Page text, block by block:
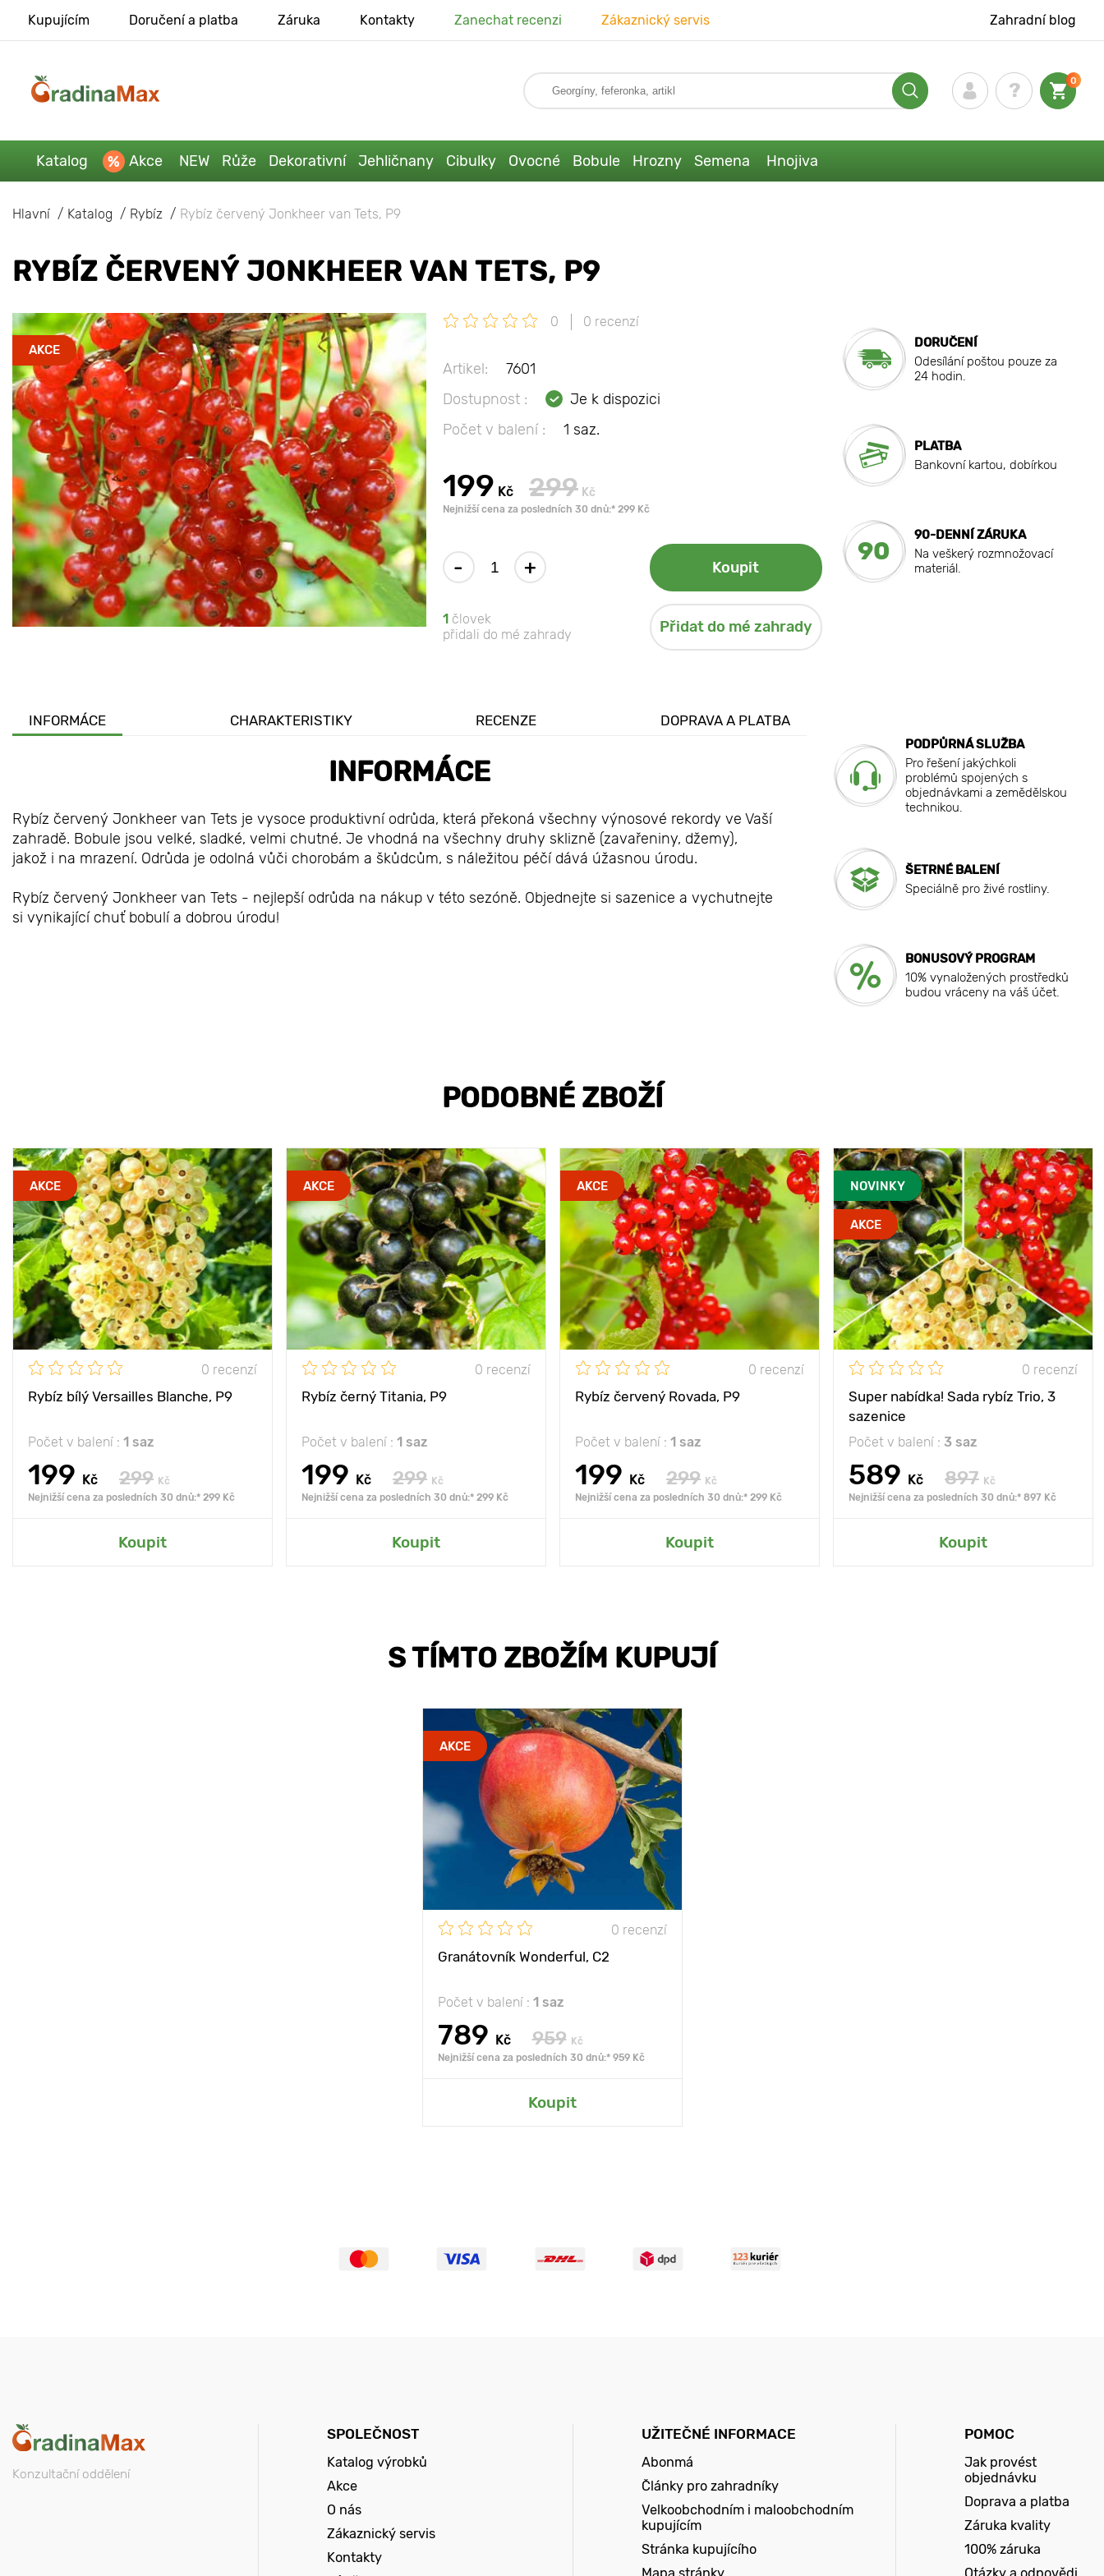
Kupujícím Doručení a platba Záruka Kontakty Zanechat recenzi Zákaznický servis Zahradní blog
0
Katalog Akce NEW Růže Dekorativní Jehličnany Cibulky Ovocné Bobule Hrozny Semena Hnojiva
Hlavní Katalog Rybíz Rybíz červený Jonkheer van Tets, Р9
RYBÍZ ČERVENÝ JONKHEER VAN TETS, Р9
AKCE
0 0 recenzí
Artikel:
7601
Dostupnost :
Je k dispozici
Počet v balení :
1 saz.
199 Kč 299 Kč
Nejnižší cena za posledních 30 dnů:* 299 Kč
- + Koupit
1 človek
přidali do mé zahrady
Přidat do mé zahrady
DORUČENÍ
Odesílání poštou pouze za
24 hodin.
PLATBA
Bankovní kartou, dobírkou
90
90-DENNÍ ZÁRUKA
Na veškerý rozmnožovací
materiál.
INFORMÁCE CHARAKTERISTIKY RECENZE DOPRAVA A PLATBA
INFORMÁCE
Rybíz červený Jonkheer van Tets je vysoce produktivní odrůda, která překoná všechny výnosové rekordy ve Vaší
zahradě. Bobule jsou velké, sladké, velmi chutné. Je vhodná na všechny druhy sklizně (zavařeniny, džemy),
jakož i na mrazení. Odrůda je odolná vůči chorobám a škůdcům, s náležitou péčí dává úžasnou úrodu.
Rybíz červený Jonkheer van Tets - nejlepší odrůda na nákup v této sezóně. Objednejte si sazenice a vychutnejte
si vynikající chuť bobulí a dobrou úrodu!
PODPŮRNÁ SLUŽBA
Pro řešení jakýchkoli
problémů spojených s
objednávkami a zemědělskou
technikou.
ŠETRNÉ BALENÍ
Speciálně pro živé rostliny.
BONUSOVÝ PROGRAM
10% vynaložených prostředků
budou vráceny na váš účet.
PODOBNÉ ZBOŽÍ
AKCE
0 recenzí
Rybíz bílý Versailles Blanche, Р9
Počet v balení : 1 saz
199 Kč 299 Kč
Nejnižší cena za posledních 30 dnů:* 299 Kč
Koupit
AKCE
0 recenzí
Rybíz černý Titania, Р9
Počet v balení : 1 saz
199 Kč 299 Kč
Nejnižší cena za posledních 30 dnů:* 299 Kč
Koupit
AKCE
0 recenzí
Rybíz červený Rovada, Р9
Počet v balení : 1 saz
199 Kč 299 Kč
Nejnižší cena za posledních 30 dnů:* 299 Kč
Koupit
NOVINKY
AKCE
0 recenzí
Super nabídka! Sada rybíz Trio, 3
sazenice
Počet v balení : 3 saz
589 Kč 897 Kč
Nejnižší cena za posledních 30 dnů:* 897 Kč
Koupit
S TÍMTO ZBOŽÍM KUPUJÍ
AKCE
0 recenzí
Granátovník Wonderful, С2
Počet v balení : 1 saz
789 Kč 959
Kč
Nejnižší cena za posledních 30 dnů:* 959 Kč
Koupit
Konzultační oddělení
SPOLEČNOST
Katalog výrobků
Akce
O nás
Zákaznický servis
Kontakty
UŽITEČNÉ INFORMACE
Abonmá
Články pro zahradníky
Velkoobchodním i maloobchodním
kupujícím
Stránka kupujícího
POMOC
Jak provést
objednávku
Doprava a platba
Záruka kvality
100% záruka